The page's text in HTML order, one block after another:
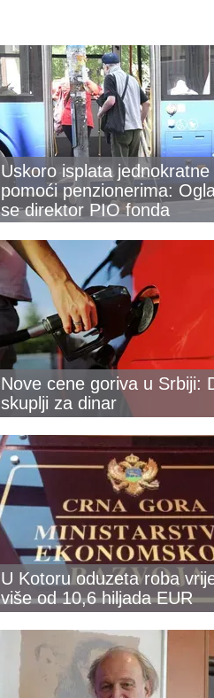
Uskoro isplata jednokratne
pomoći penzionerima:
se direktor PIO fonda
Nove cene goriva u Srbiji:
skuplji za dinar
U Kotoru oduzeta roba
više od 10,6 hiljada EUR